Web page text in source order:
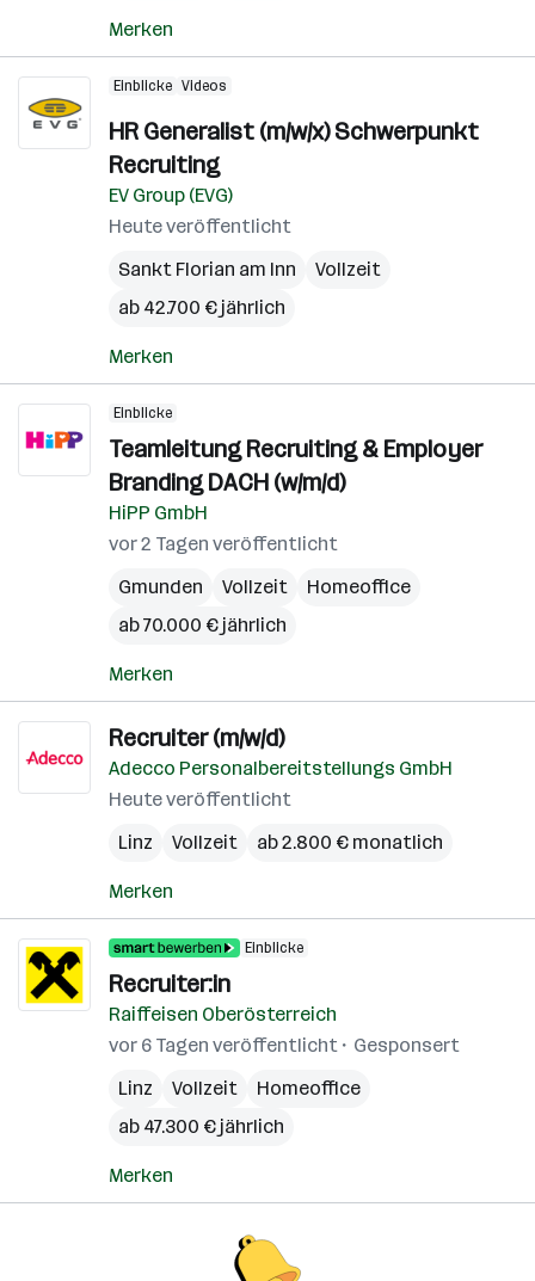
Merken
Einblicke Videos
HR Generalist (m/w/x) Schwerpunkt
Recruiting
EV Group (EVG)
Heute veröffentlicht
Sankt Florian am Inn
Vollzeit
ab 42.700 € jährlich
Merken
Einblicke
Teamleitung Recruiting & Employer
Branding DACH (w/m/d)
HiPP GmbH
vor 2 Tagen veröffentlicht
Gmunden
Vollzeit
Homeoffice
ab 70.000 € jährlich
Merken
Recruiter (m/w/d)
Adecco Personalbereitstellungs GmbH
Heute veröffentlicht
Linz
Vollzeit ab 2.800 € monatlich
Merken
Einblicke
Recruiter:in
Raiffeisen Oberösterreich
vor 6 Tagen veröffentlicht
Gesponsert
Linz
Vollzeit
Homeoffice
ab 47.300 € jährlich
Merken